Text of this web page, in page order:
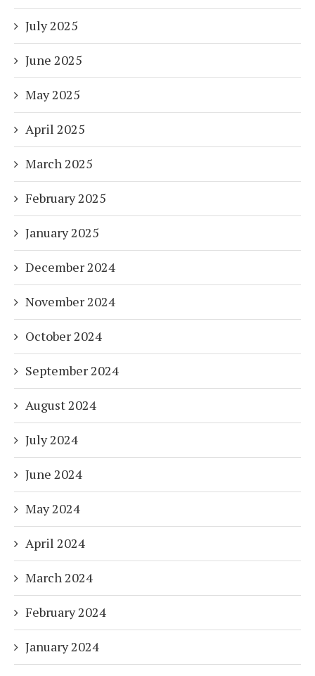
July 2025
June 2025
May 2025
April 2025
March 2025
February 2025
January 2025
December 2024
November 2024
October 2024
September 2024
August 2024
July 2024
June 2024
May 2024
April 2024
March 2024
February 2024
January 2024